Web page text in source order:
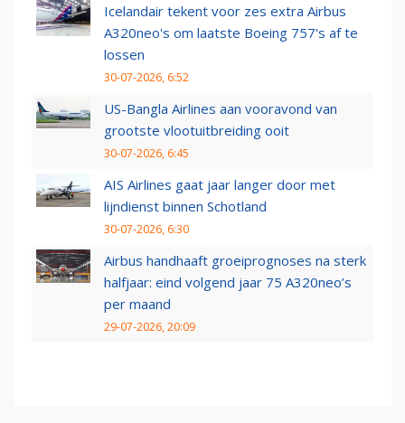
Icelandair tekent voor zes extra Airbus
A320neo's om laatste Boeing 757's af te
lossen
30-07-2026, 6:52
US-Bangla Airlines aan vooravond van
grootste vlootuitbreiding ooit
30-07-2026, 6:45
AIS Airlines gaat jaar langer door met
lijndienst binnen Schotland
30-07-2026, 6:30
Airbus handhaaft groeiprognoses na sterk
halfjaar: eind volgend jaar 75 A320neo’s
per maand
29-07-2026, 20:09